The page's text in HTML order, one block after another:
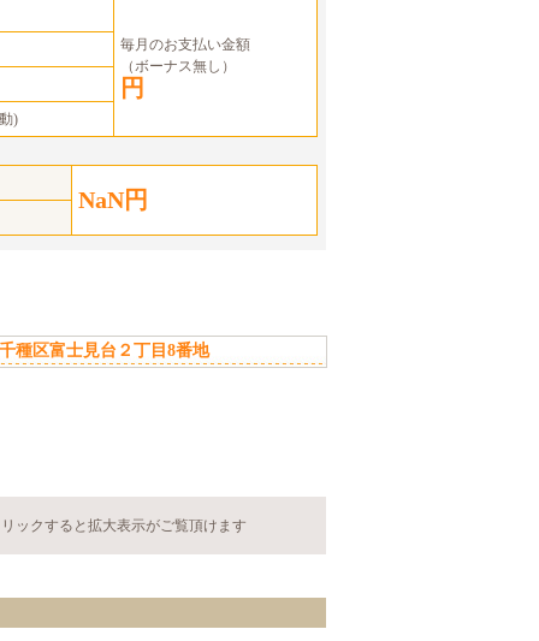
毎月のお支払い金額
（ボーナス無し）
円
)
NaN円
種区富士見台２丁目8番地
ックすると拡大表示がご覧頂けます